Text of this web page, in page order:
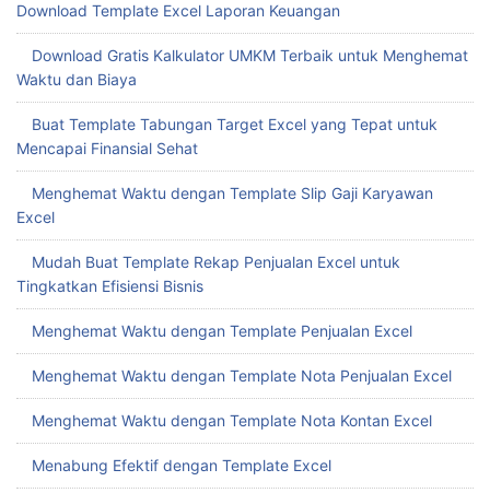
Download Template Excel Laporan Keuangan
Download Gratis Kalkulator UMKM Terbaik untuk Menghemat
Waktu dan Biaya
Buat Template Tabungan Target Excel yang Tepat untuk
Mencapai Finansial Sehat
Menghemat Waktu dengan Template Slip Gaji Karyawan
Excel
Mudah Buat Template Rekap Penjualan Excel untuk
Tingkatkan Efisiensi Bisnis
Menghemat Waktu dengan Template Penjualan Excel
Menghemat Waktu dengan Template Nota Penjualan Excel
Menghemat Waktu dengan Template Nota Kontan Excel
Menabung Efektif dengan Template Excel